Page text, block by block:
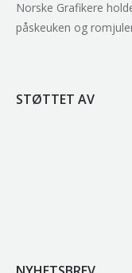
Norske Grafikere
påskeuken og
STØTTET AV